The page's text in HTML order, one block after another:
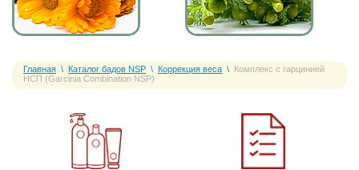
Главная \ Каталог бадов NSP \ Коррекция веса \ Комплекс с гарцинией
НСП (Garcinia Combination NSP)